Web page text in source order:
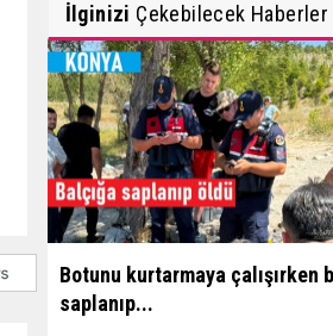
İlginizi Çekebilecek Haberler
Botunu kurtarmaya çalışırken
saplanıp...